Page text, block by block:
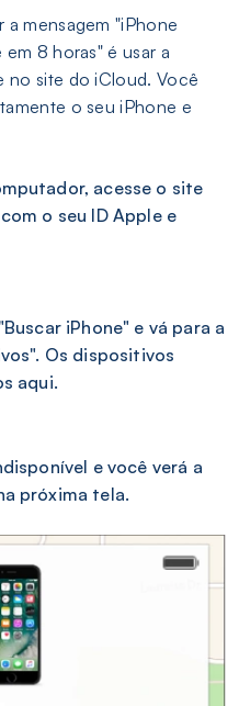
mensagem "iPhone
8 horas" é usar a
no site do iCloud. Você
o seu iPhone e
acesse o site
o seu ID Apple e
iPhone" e vá para a
Os dispositivos
aqui.
e você verá a
próxima tela.